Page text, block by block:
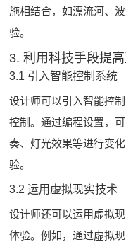
施相结合，如漂流河、
验。
3. 利用科技手段提
3.1 引入智能控制系统
设计师可以引入智能控
控制。通过编程设置，
奏、灯光效果等进行变
验。
3.2 运用虚拟现实技术
设计师还可以运用虚拟
体验。例如，通过虚拟